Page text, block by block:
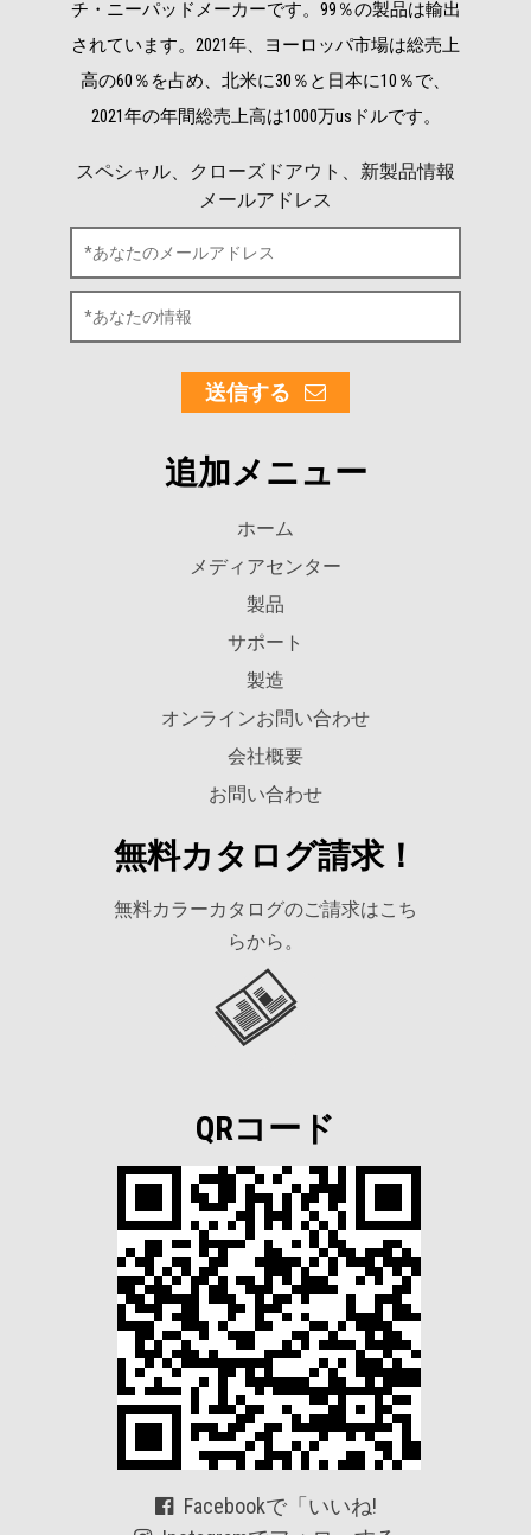
チ・ニーパッドメーカーです。99％の製品は輸出
されています。2021年、ヨーロッパ市場は総売上
高の60％を占め、北米に30％と日本に10％で、
2021年の年間総売上高は1000万usドルです。
スペシャル、クローズドアウト、新製品情報
メールアドレス
追加メニュー
ホーム
メディアセンター
製品
サポート
製造
オンラインお問い合わせ
会社概要
お問い合わせ
無料カタログ請求！
無料カラーカタログのご請求はこち
らから。
QRコード
Facebookで「いいね!